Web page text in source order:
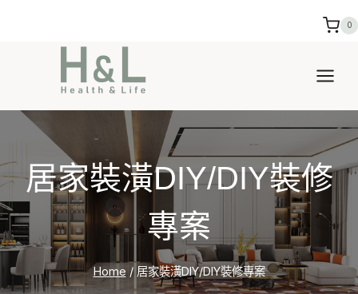
0
居家裝潢DIY/DIY裝修
專案
Home / 居家裝潢DIY/DIY裝修專案